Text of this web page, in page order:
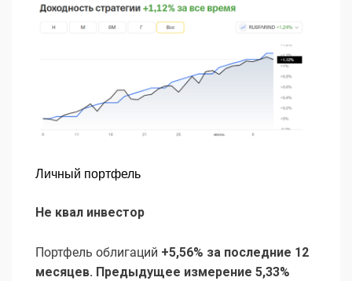
Личный портфель
Не квал инвестор
Портфель облигаций +5,56% за последние 12
месяцев. Предыдущее измерение 5,33%